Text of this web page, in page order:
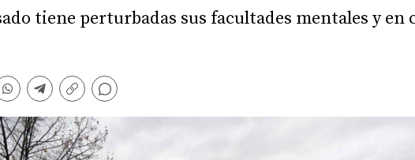
tiene perturbadas sus facultades mentales y en
Whatsapp
Telegram
Copiar
enlace